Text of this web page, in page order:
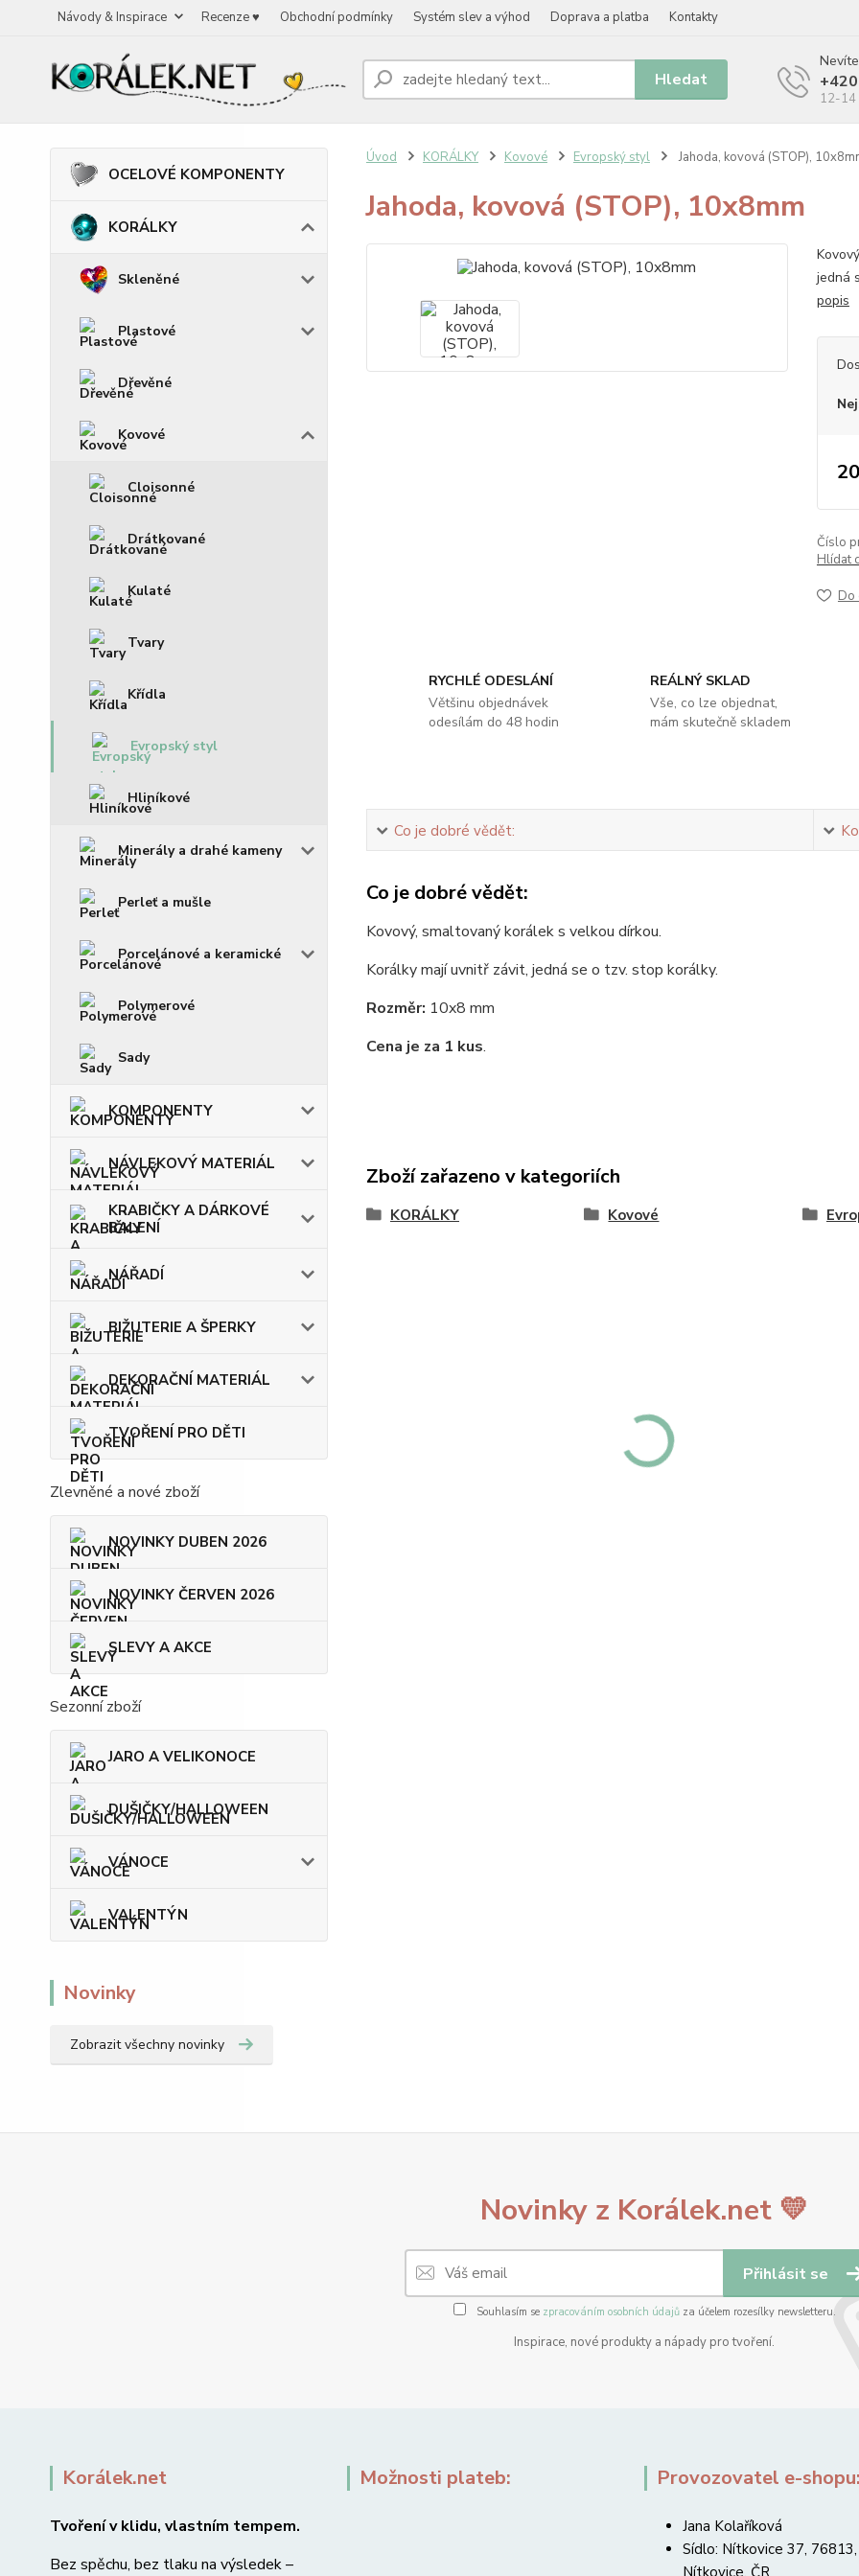
Návody & Inspirace Recenze ♥ Obchodní podmínky Systém slev a výhod Doprava a platba Kontakty
Hledat
12-14
OCELOVÉ KOMPONENTY
KORÁLKY
Skleněné
Plastové
Dřevěné
Kovové
Cloisonné
Drátkované
Kulaté
Tvary
Křídla
Evropský styl
Hliníkové
Minerály a drahé kameny
Perleť a mušle
Porcelánové a keramické
Polymerové
Sady
KOMPONENTY
NÁVLEKOVÝ MATERIÁL
KRABIČKY A DÁRKOVÉ
BALENÍ
NÁŘADÍ
BIŽUTERIE A ŠPERKY
DEKORAČNÍ MATERIÁL
TVOŘENÍ PRO DĚTI
Zlevněné a nové zboží
NOVINKY DUBEN 2026
NOVINKY ČERVEN 2026
SLEVY A AKCE
Sezonní zboží
JARO A VELIKONOCE
DUŠIČKY/HALLOWEEN
VÁNOCE
VALENTÝN
Novinky
Zobrazit všechny novinky
Úvod KORÁLKY Kovové Evropský styl Jahoda, kovová (STOP),
Jahoda, kovová (STOP), 10x8mm
jedná
popis
Číslo
Hlídat
Do
RYCHLÉ ODESLÁNÍ
Většinu objednávek
odesílám do 48 hodin
REÁLNÝ SKLAD
Vše, co lze objednat,
mám skutečně skladem
Co je dobré vědět:
Co je dobré vědět:
Kovový, smaltovaný korálek s velkou dírkou.
Korálky mají uvnitř závit, jedná se o tzv. stop korálky.
Rozměr: 10x8 mm
Cena je za 1 kus.
Zboží zařazeno v kategoriích
KORÁLKY Kovové
Novinky z Korálek.net 💛
Přihlásit se
Souhlasím se zpracováním osobních údajůza účelem rozesílky newsletteru.
Inspirace, nové produkty a nápady pro tvoření.
Korálek.net
Tvoření v klidu, vlastním tempem.
Bez spěchu, bez tlaku na výsledek –
Možnosti plateb: Provozovatel e-shopu:
Jana Kolaříková
Sídlo: Nítkovice 37, 76813,
Nítkovice, ČR